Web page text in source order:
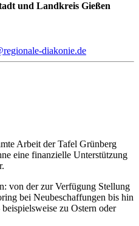
und Landkreis Gießen
diakonie.de
Arbeit der Tafel Grünberg
eine finanzielle Unterstützung
von der zur Verfügung Stellung
bei Neubeschaffungen bis hin
zu Ostern oder